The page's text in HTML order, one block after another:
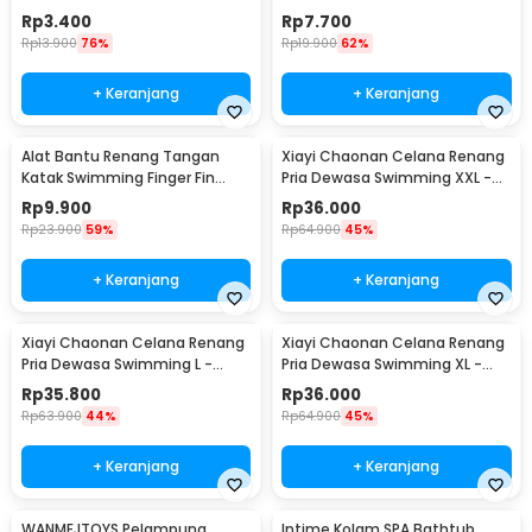
Rp3.400
Rp13.900 76%
+ Keranjang
Silicone Size M - HW700
Rp7.700
Rp19.900 62%
+ Keranjang
Alat Bantu Renang Tangan
Katak Swimming Finger Fin
Silicone Size L - HW700
Rp9.900
Rp23.900 59%
+ Keranjang
Xiayi Chaonan Celana Renang
Pria Dewasa Swimming XXL -
1706-1
Rp36.000
Rp64.900 45%
+ Keranjang
Xiayi Chaonan Celana Renang
Pria Dewasa Swimming L -
1706-1
Rp35.800
Rp63.900 44%
+ Keranjang
Xiayi Chaonan Celana Renang
Pria Dewasa Swimming XL -
1706-1
Rp36.000
Rp64.900 45%
+ Keranjang